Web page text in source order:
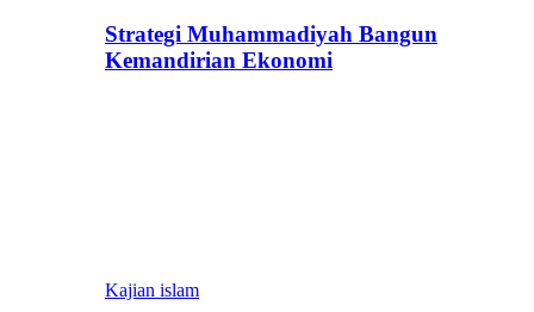
Strategi Muhammadiyah Bangun
Kemandirian Ekonomi
Kajian islam